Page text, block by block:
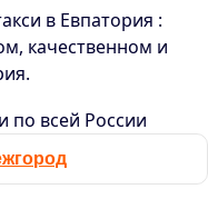
в Евпатория :
качественном и